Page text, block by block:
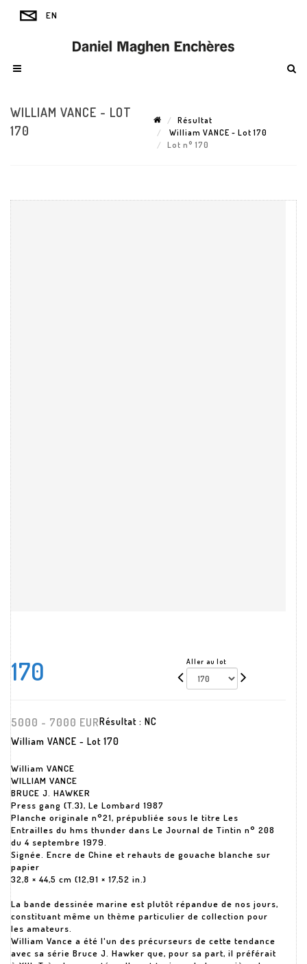
WILLIAM VANCE - LOT
170
Résultat
William VANCE - Lot 170
Lot n° 170
170 Aller au lot
5000 - 7000 EURRésultat : NC
William VANCE - Lot 170
William VANCE
WILLIAM VANCE
BRUCE J. HAWKER
Press gang (T.3), Le Lombard 1987
Planche originale n°21, prépubliée sous le titre Les
Entrailles du hms thunder dans Le Journal de Tintin n° 208
du 4 septembre 1979.
Signée. Encre de Chine et rehauts de gouache blanche sur
papier
32,8 × 44,5 cm (12,91 × 17,52 in.)
La bande dessinée marine est plutôt répandue de nos jours,
constituant même un thème particulier de collection pour
les amateurs.
William Vance a été l'un des précurseurs de cette tendance
avec sa série Bruce J. Hawker que, pour sa part, il préférait